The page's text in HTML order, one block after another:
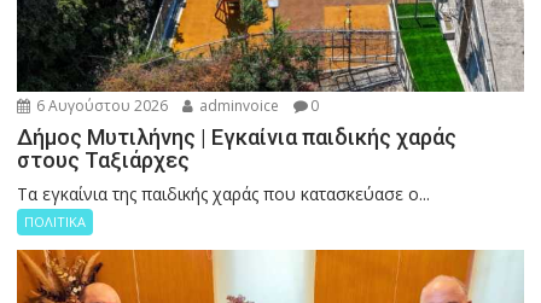
6 Αυγούστου 2026 adminvoice 0
Δήμος Μυτιλήνης | Εγκαίνια παιδικής χαράς
στους Ταξιάρχες
Tα εγκαίνια της παιδικής χαράς που κατασκεύασε ο...
ΠΟΛΙΤΙΚΑ